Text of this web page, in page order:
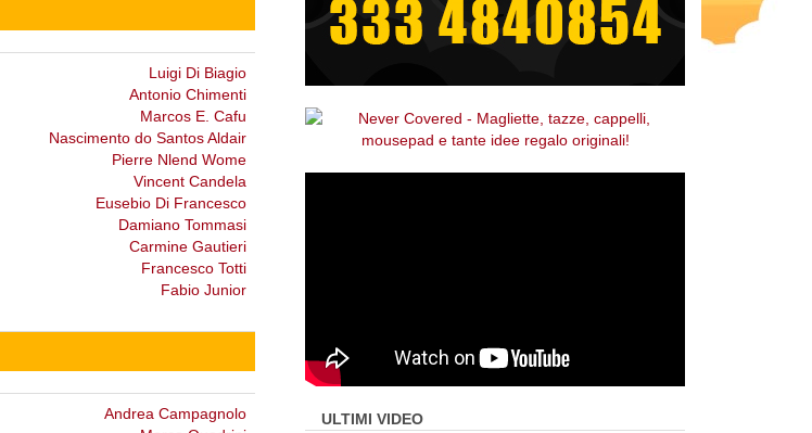
Luigi Di Biagio
Antonio Chimenti
Marcos E. Cafu
Nascimento do Santos Aldair
Pierre Nlend Wome
Vincent Candela
Eusebio Di Francesco
Damiano Tommasi
Carmine Gautieri
Francesco Totti
Fabio Junior
Andrea Campagnolo
ULTIMI VIDEO